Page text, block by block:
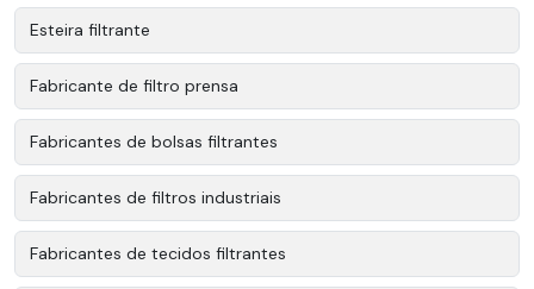
Esteira filtrante
Fabricante de filtro prensa
Fabricantes de bolsas filtrantes
Fabricantes de filtros industriais
Fabricantes de tecidos filtrantes